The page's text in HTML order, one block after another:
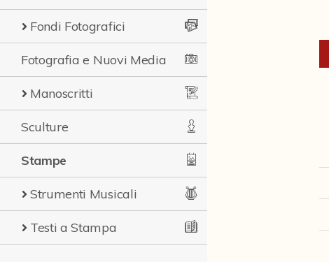
Fondi Fotografici
Fotografia e Nuovi Media
Manoscritti
Sculture
Stampe
Strumenti Musicali
Testi a Stampa